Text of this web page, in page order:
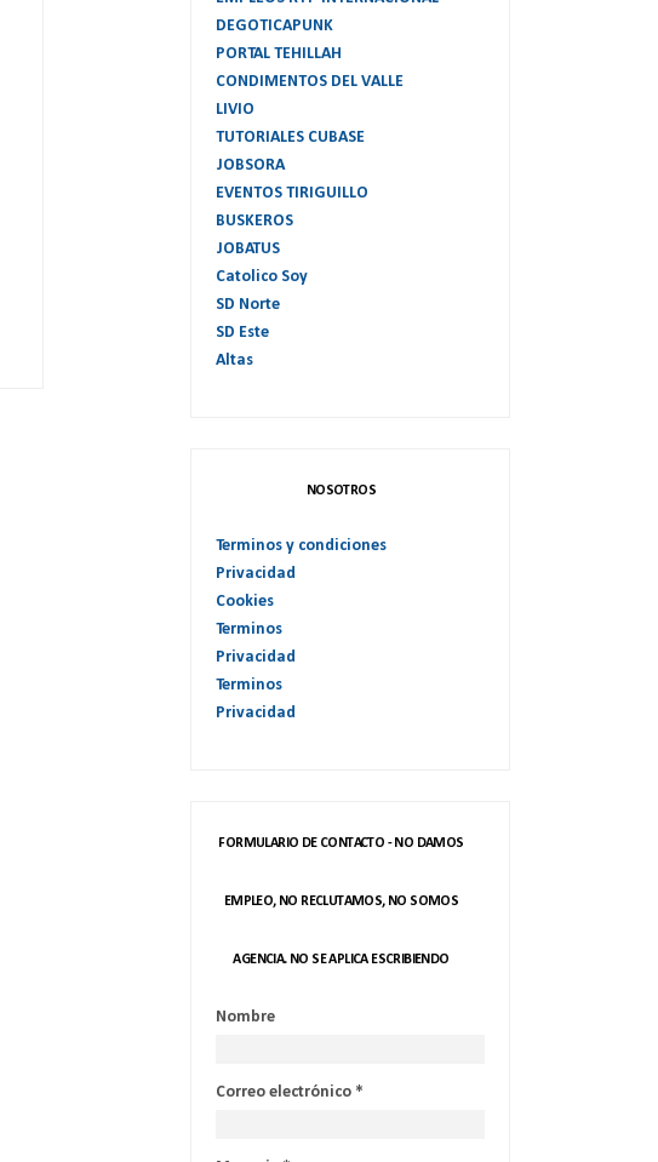
DEGOTICAPUNK
PORTAL TEHILLAH
CONDIMENTOS DEL VALLE
LIVIO
TUTORIALES CUBASE
JOBSORA
EVENTOS TIRIGUILLO
BUSKEROS
JOBATUS
Catolico Soy
SD Norte
SD Este
Altas
NOSOTROS
Terminos y condiciones
Privacidad
Cookies
Terminos
Privacidad
Terminos
Privacidad
FORMULARIO DE CONTACTO - NO DAMOS
EMPLEO, NO RECLUTAMOS, NO SOMOS
AGENCIA. NO SE APLICA ESCRIBIENDO
Nombre
Correo electrónico *